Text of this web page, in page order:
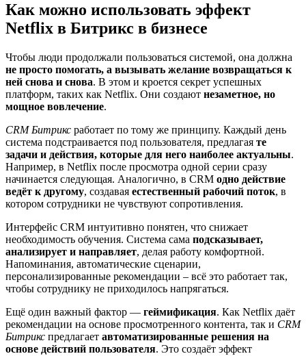
Как можно использовать эффект
Netflix в Битрикс в бизнесе
Чтобы люди продолжали пользоваться системой, она должна
не просто помогать, а вызывать желание возвращаться к
ней снова и снова. В этом и кроется секрет успешных
платформ, таких как Netflix. Они создают незаметное, но
мощное вовлечение.
CRM Битрикс работает по тому же принципу. Каждый день
система подстраивается под пользователя, предлагая те
задачи и действия, которые для него наиболее актуальны.
Например, в Netflix после просмотра одной серии сразу
начинается следующая. Аналогично, в CRM одно действие
ведёт к другому, создавая естественный рабочий поток, в
котором сотрудники не чувствуют сопротивления.
Интерфейс CRM интуитивно понятен, что снижает
необходимость обучения. Система сама подсказывает,
анализирует и направляет, делая работу комфортной.
Напоминания, автоматические сценарии,
персонализированные рекомендации – всё это работает так,
чтобы сотруднику не приходилось напрягаться.
Ещё один важный фактор — геймификация. Как Netflix даёт
рекомендации на основе просмотренного контента, так и CRM
Битрикс предлагает автоматизированные решения на
основе действий пользователя. Это создаёт эффект